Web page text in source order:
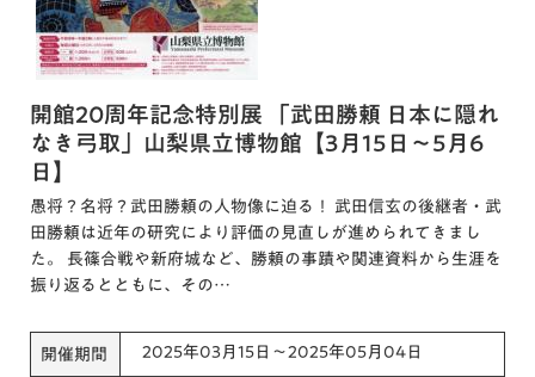
開館20周年記念特別展 「武田勝頼 日本に隠れ
なき弓取」山梨県立博物館【3月15日～5月6
日】
愚将？名将？武田勝頼の人物像に迫る！ 武田信玄の後継者・武
田勝頼は近年の研究により評価の見直しが進められてきまし
た。 長篠合戦や新府城など、勝頼の事蹟や関連資料から生涯を
振り返るとともに、その…
開催期間 2025年03月15日～2025年05月04日